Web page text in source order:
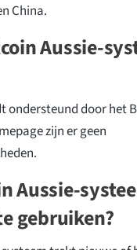
China.
Aussie-
ondersteund door het
zijn er geen
Aussie-
gebruiken?